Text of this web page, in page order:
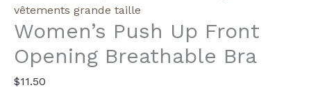
vêtements grande taille
Women’s Push Up Front
Opening Breathable Bra
$11.50
Up
Front
Breathable
Bra